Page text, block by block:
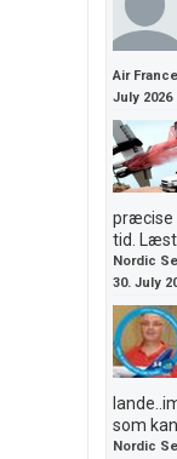
Air
July 2026
præcise
tid.
Nordic
30. July
som
Nordic